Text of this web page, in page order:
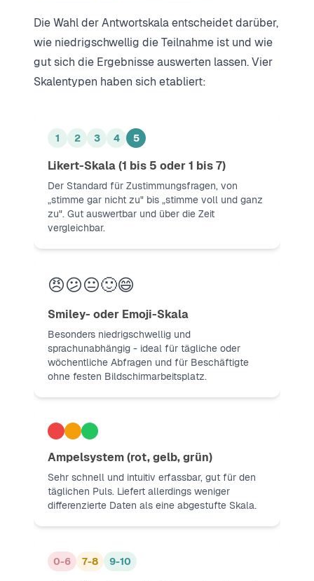
Die Wahl der Antwortskala entscheidet darüber,
wie niedrigschwellig die Teilnahme ist und wie
gut sich die Ergebnisse auswerten lassen. Vier
Skalentypen haben sich etabliert:
1 2 3 4 5
Likert-Skala (1 bis 5 oder 1 bis 7)
Der Standard für Zustimmungsfragen, von
„stimme gar nicht zu" bis „stimme voll und ganz
zu". Gut auswertbar und über die Zeit
vergleichbar.
😠😕😐🙂😄
Smiley- oder Emoji-Skala
Besonders niedrigschwellig und
sprachunabhängig - ideal für tägliche oder
wöchentliche Abfragen und für Beschäftigte
ohne festen Bildschirmarbeitsplatz.
Ampelsystem (rot, gelb, grün)
Sehr schnell und intuitiv erfassbar, gut für den
täglichen Puls. Liefert allerdings weniger
differenzierte Daten als eine abgestufte Skala.
0-6 7-8 9-10